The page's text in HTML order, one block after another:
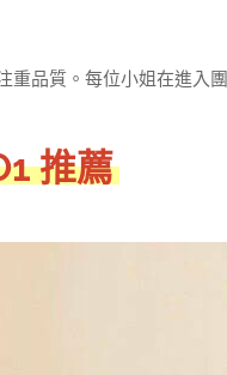
重品質。每位小姐在進入
推薦